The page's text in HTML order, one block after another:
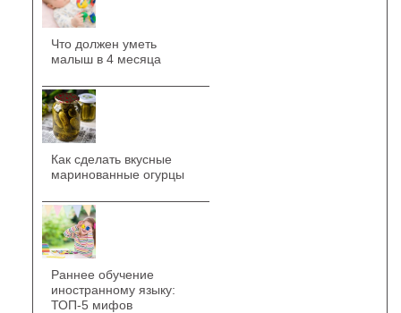
Что должен уметь
малыш в 4 месяца
Как сделать вкусные
маринованные огурцы
Раннее обучение
иностранному языку:
ТОП-5 мифов